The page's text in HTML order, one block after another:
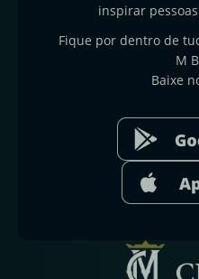
inspirar
Fique por dentro de
M
Baixe